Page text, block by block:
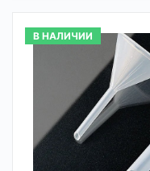
В НАЛИЧИИ